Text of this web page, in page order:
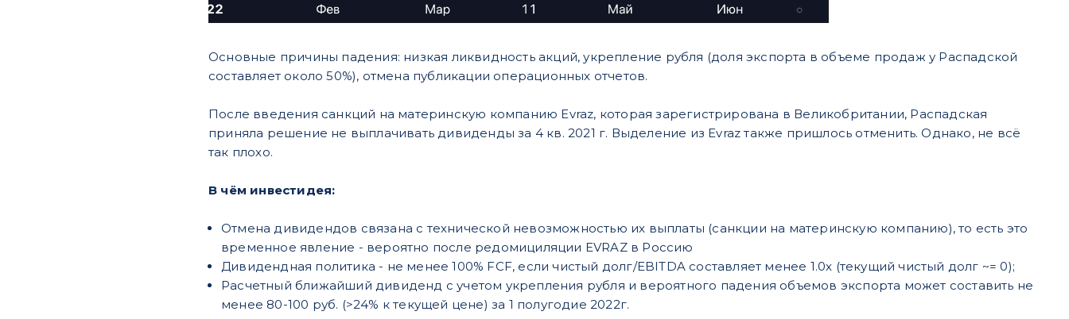
​Основные причины падения: низкая ликвидность акций, укрепление рубля (доля экспорта в объеме продаж у Распадской
составляет около 50%), отмена публикации операционных отчетов.
​После введения санкций на материнскую компанию Evraz, которая зарегистрирована в Великобритании, Распадская
приняла решение не выплачивать дивиденды за 4 кв. 2021 г. Выделение из Evraz также пришлось отменить. Однако, не всё
так плохо.
В чём инвестидея:
​Отмена дивидендов связана с технической невозможностью их выплаты (санкции на материнскую компанию), то есть это
временное явление - вероятно после редомициляции EVRAZ в Россию
​Дивидендная политика - не менее 100% FCF, если чистый долг/EBITDA составляет менее 1.0х (текущий чистый долг ~= 0);
​Расчетный ближайший дивиденд с учетом укрепления рубля и вероятного падения объемов экспорта может составить не
менее 80-100 руб. (>24% к текущей цене) за 1 полугодие 2022г.